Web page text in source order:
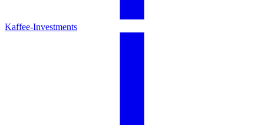
Kaffee-Investments